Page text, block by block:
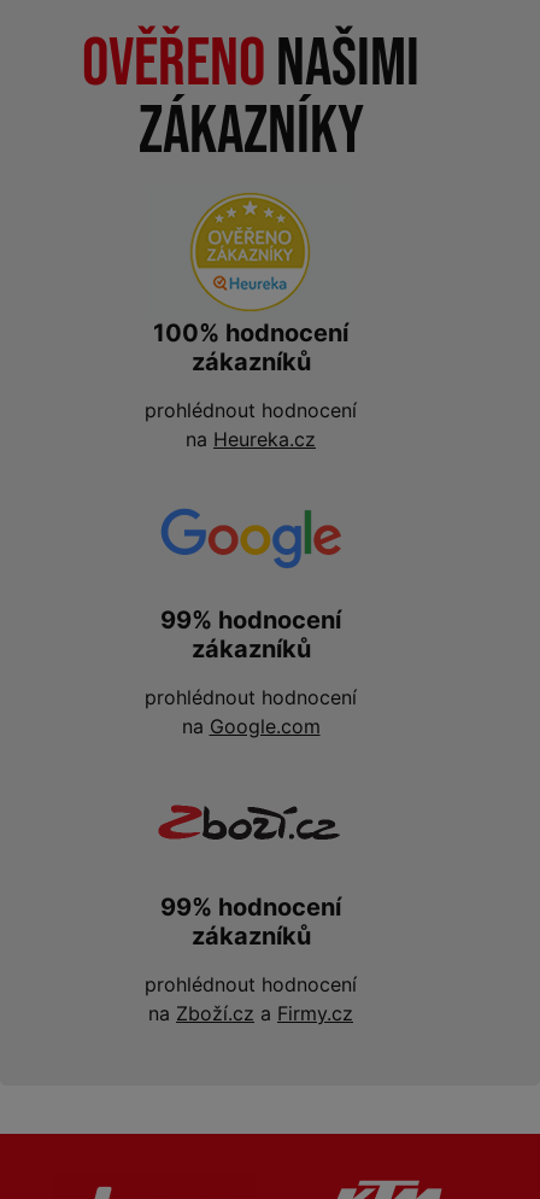
Ověřenonašimi
zákazníky
100% hodnocení
zákazníků
prohlédnout hodnocení
na Heureka.cz
99% hodnocení
zákazníků
prohlédnout hodnocení
na Google.com
99% hodnocení
zákazníků
prohlédnout hodnocení
na Zboží.cz a Firmy.cz